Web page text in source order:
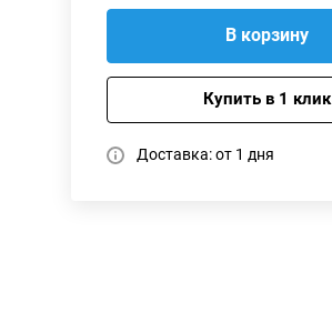
В корзину
Купить в 1 клик
Доставка: от 1 дня